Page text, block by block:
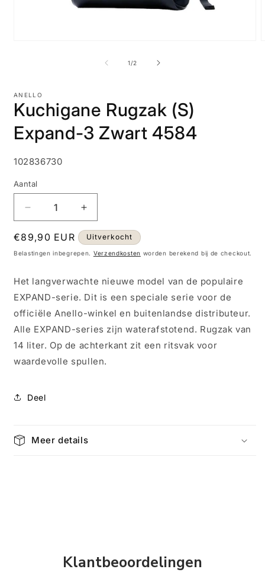
1/van
2
ANELLO
Kuchigane Rugzak (S)
Expand-3 Zwart 4584
SKU:
102836730
Aantal
Aantal
verlagen
voor
Kuchigane
Expand-
3
Zwart
4584
Aantal
verhogen
voor
Kuchigane
Expand-
3
Zwart
4584
Normale
prijs
€89,90 EUR Uitverkocht
Belastingen inbegrepen. Verzendkosten worden berekend bij de checkout.
Het langverwachte nieuwe model van de populaire
EXPAND-serie. Dit is een speciale serie voor de
officiële Anello-winkel en buitenlandse distributeur.
Alle EXPAND-series zijn waterafstotend. Rugzak van
14 liter. Op de achterkant zit een ritsvak voor
waardevolle spullen.
Deel
Meer details
Klantbeoordelingen